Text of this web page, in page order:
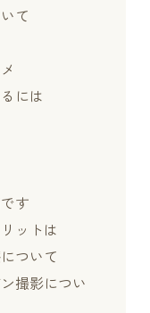
て
には
す
ットは
ついて
撮影につい